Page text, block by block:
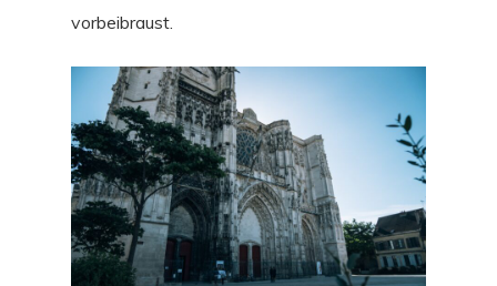
vorbeibraust.